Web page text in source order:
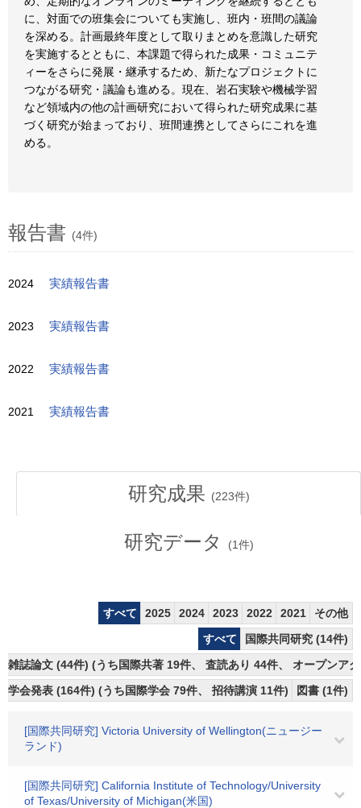
に、対面での班集会についても実施し、班内・班間の議論
を深める。計画最終年度として取りまとめを意識した研究
を実施するとともに、本課題で得られた成果・コミュニテ
ィーをさらに発展・継承するため、新たなプロジェクトに
つながる研究・議論も進める。現在、岩石実験や機械学習
など領域内の他の計画研究において得られた研究成果に基
づく研究が始まっており、班間連携としてさらにこれを進
める。
報告書 (4件)
2024 実績報告書
2023 実績報告書
2022 実績報告書
2021 実績報告書
研究成果 (223件)
研究データ (1件)
すべて 2025 2024 2023 2022 2021
その他
すべて
国際共同研究 (14件)
雑誌論文 (44件) (うち国際共著 19件、 査読あり 44件、 オープンア
学会発表 (164件) (うち国際学会 79件、 招待講演 11件)
図書 (1件)
[国際共同研究] Victoria University of Wellington(ニュージー
ランド)
[国際共同研究] California Institute of Technology/University
of Texas/University of Michigan(米国)